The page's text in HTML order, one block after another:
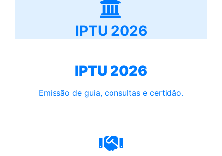
IPTU 2026
IPTU 2026
Emissão de guia, consultas e certidão.